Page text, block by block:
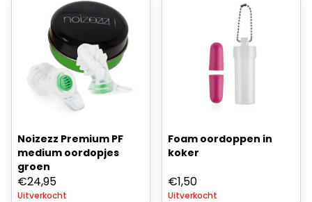
Noizezz Premium PF
medium oordopjes
groen
€24,95
Uitverkocht
Foam oordoppen in
koker
€1,50
Uitverkocht